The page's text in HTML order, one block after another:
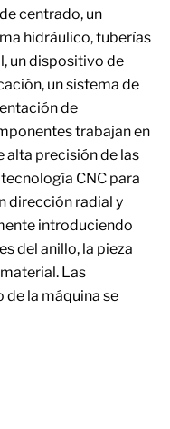
centrado, un
hidráulico, tuberías
un dispositivo de
un sistema de
de
trabajan en
alta precisión de las
CNC para
dirección radial y
introduciendo
del anillo, la pieza
Las
de la máquina se